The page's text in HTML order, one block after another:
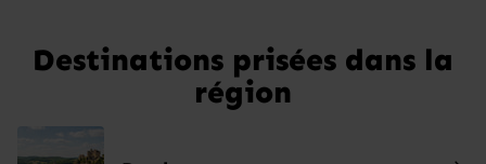
Destinations prisées dans la
région